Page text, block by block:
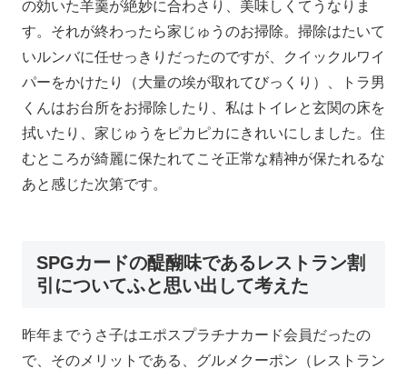
の効いた羊羹が絶妙に合わさり、美味しくてうなりま
す。それが終わったら家じゅうのお掃除。掃除はたいて
いルンバに任せっきりだったのですが、クイックルワイ
パーをかけたり（大量の埃が取れてびっくり）、トラ男
くんはお台所をお掃除したり、私はトイレと玄関の床を
拭いたり、家じゅうをピカピカにきれいにしました。住
むところが綺麗に保たれてこそ正常な精神が保たれるな
あと感じた次第です。
SPGカードの醍醐味であるレストラン割
引についてふと思い出して考えた
昨年までうさ子はエポスプラチナカード会員だったの
で、そのメリットである、グルメクーポン（レストラン